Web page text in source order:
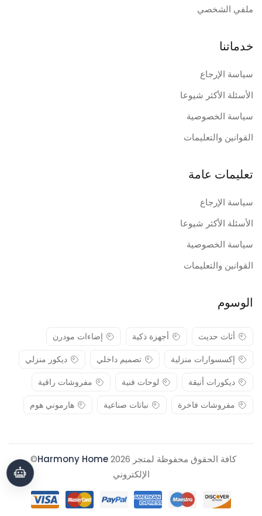
ملفي الشخصي
خدماتنا
سياسة الإرجاع
الأسئلة الأكثر شيوعا
سياسة الخصوصية
القوانين والتعليمات
تعليمات عامة
سياسة الإرجاع
الأسئلة الأكثر شيوعا
سياسة الخصوصية
القوانين والتعليمات
الوسوم
أثاث حديث أجهزة ذكية
إضاءات مودرن
إكسسوارات منزلية
تصميم داخلي
ديكور منزلي
ديكورات أنيقة
لوحات فنية
مفروشات راقية
مفروشات فاخرة
نباتات صناعية هارموني هوم
كافة الحقوق محفوظة لمتجر 2026 Harmony Home
© .
الإلكتروني